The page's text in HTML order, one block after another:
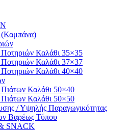
(Καμπάνα)
Καλάθι 35×35
Καλάθι 37×37
Καλάθι 40×40
Καλάθι 50×40
Καλάθι 50×50
/ Υψηλής Παραγωγικότητας
Βαρέως Τύπου
SNACK